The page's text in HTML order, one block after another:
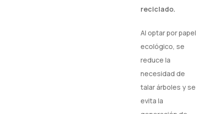
reciclado.
Al optar por papel
ecológico, se
reduce la
necesidad de
talar árboles y se
evita la